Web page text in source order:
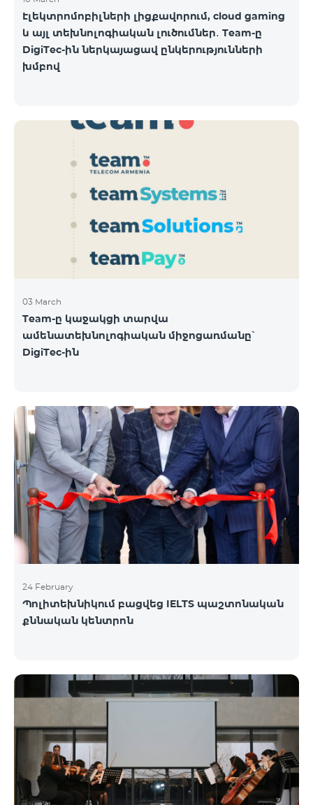
Էլեկտրոմոբիլների լիցքավորում, cloud gaming
և այլ տեխնոլոգիական լուծումներ․ Team-ը
DigiTec-ին ներկայացավ ընկերությունների
խմբով
03 March
Team-ը կաջակցի տարվա
ամենատեխնոլոգիական միջոցառմանը՝
DigiTec-ին
24 February
Պոլիտեխնիկում բացվեց IELTS պաշտոնական
քննական կենտրոն